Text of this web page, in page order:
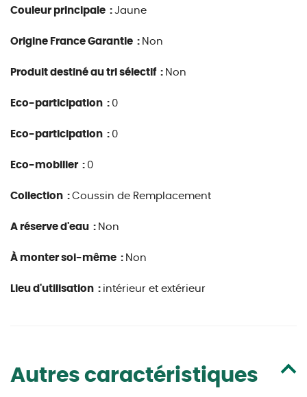
Couleur principale : Jaune
Origine France Garantie : Non
Produit destiné au tri sélectif : Non
Eco-participation : 0
Eco-participation : 0
Eco-mobilier : 0
Collection : Coussin de Remplacement
A réserve d'eau : Non
À monter soi-même : Non
Lieu d'utilisation : intérieur et extérieur
Autres caractéristiques